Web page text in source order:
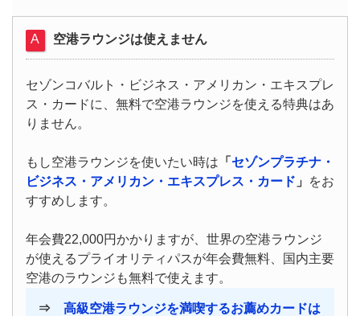
空港ラウンジは使えません
セゾンコバルト・ビジネス・アメリカン・エキスプレ
ス・カードに、無料で空港ラウンジを使える特典はあ
りません。
もし空港ラウンジを使いたい時は 「 セゾンプラチナ・
ビジネス・アメリカン・エキスプレス・カード 」
をお
すすめします。
年会費22,000円かかりますが、世界の空港ラウンジ
が使えるプライオリティパスが年会費無料、国内主要
空港のラウンジも無料で使えます。
⇒ 高級空港ラウンジを満喫するお薦めカードは